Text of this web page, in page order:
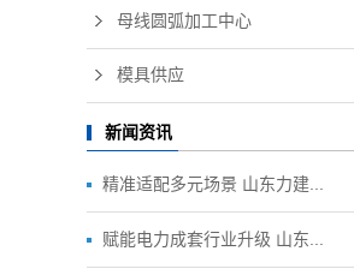
母线圆弧加工中心
模具供应
新闻资讯
精准适配多元场景 山东力建...
赋能电力成套行业升级 山东...